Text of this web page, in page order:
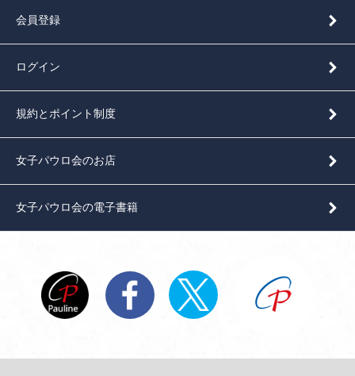
会員登録
ログイン
規約とポイント制度
女子パウロ会のお店
女子パウロ会の電子書籍